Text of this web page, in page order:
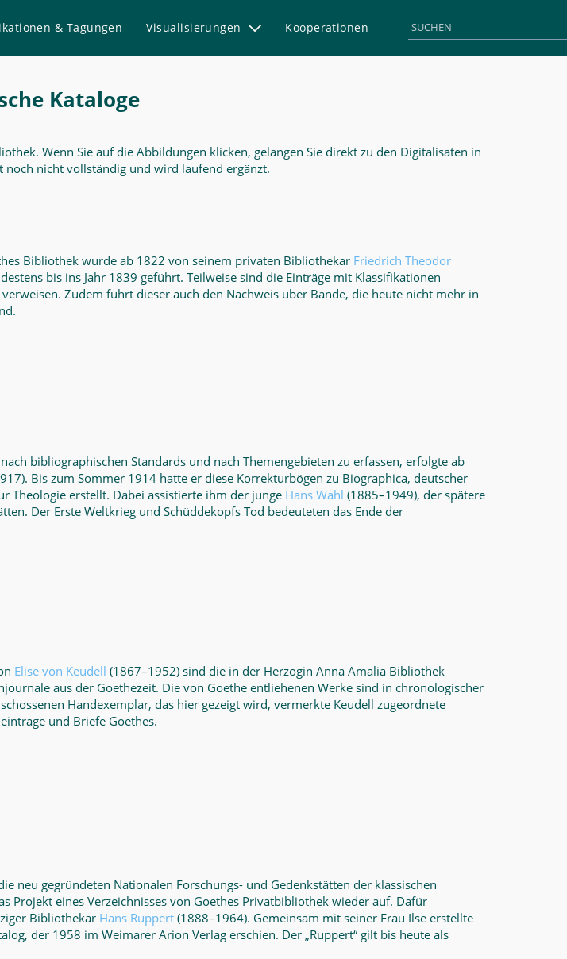
& Tagungen Visualisierungen Kooperationen
Kataloge
Wenn Sie auf die Abbildungen klicken, gelangen Sie direkt zu den Digitalisaten in
nicht vollständig und wird laufend ergänzt.
Bibliothek wurde ab 1822 von seinem privaten Bibliothekar Friedrich Theodor
bis ins Jahr 1839 geführt. Teilweise sind die Einträge mit Klassifikationen
Zudem führt dieser auch den Nachweis über Bände, die heute nicht mehr in
bibliographischen Standards und nach Themengebieten zu erfassen, erfolgte ab
Bis zum Sommer 1914 hatte er diese Korrekturbögen zu Biographica, deutscher
Theologie erstellt. Dabei assistierte ihm der junge Hans Wahl (1885–1949), der spätere
Der Erste Weltkrieg und Schüddekopfs Tod bedeuteten das Ende der
Elise von Keudell (1867–1952) sind die in der Herzogin Anna Amalia Bibliothek
aus der Goethezeit. Die von Goethe entliehenen Werke sind in chronologischer
Handexemplar, das hier gezeigt wird, vermerkte Keudell zugeordnete
und Briefe Goethes.
neu gegründeten Nationalen Forschungs- und Gedenkstätten der klassischen
Projekt eines Verzeichnisses von Goethes Privatbibliothek wieder auf. Dafür
Bibliothekar Hans Ruppert (1888–1964). Gemeinsam mit seiner Frau Ilse erstellte
der 1958 im Weimarer Arion Verlag erschien. Der „Ruppert“ gilt bis heute als